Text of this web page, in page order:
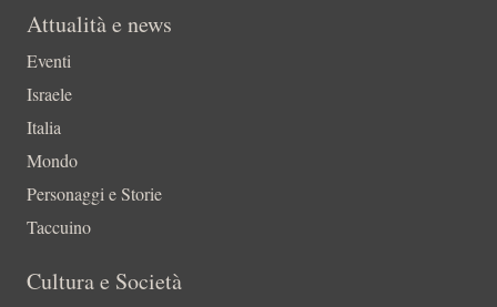
Attualità e news
Eventi
Israele
Italia
Mondo
Personaggi e Storie
Taccuino
Cultura e Società